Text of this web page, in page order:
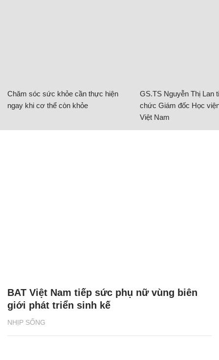
Chăm sóc sức khỏe cần thực hiện
ngay khi cơ thể còn khỏe
GS.TS Nguyễn Thị Lan
chức Giám đốc Học
Việt Nam
NHỊP SỐNG
BAT Việt Nam tiếp sức phụ nữ vùng biên
giới phát triển sinh kế